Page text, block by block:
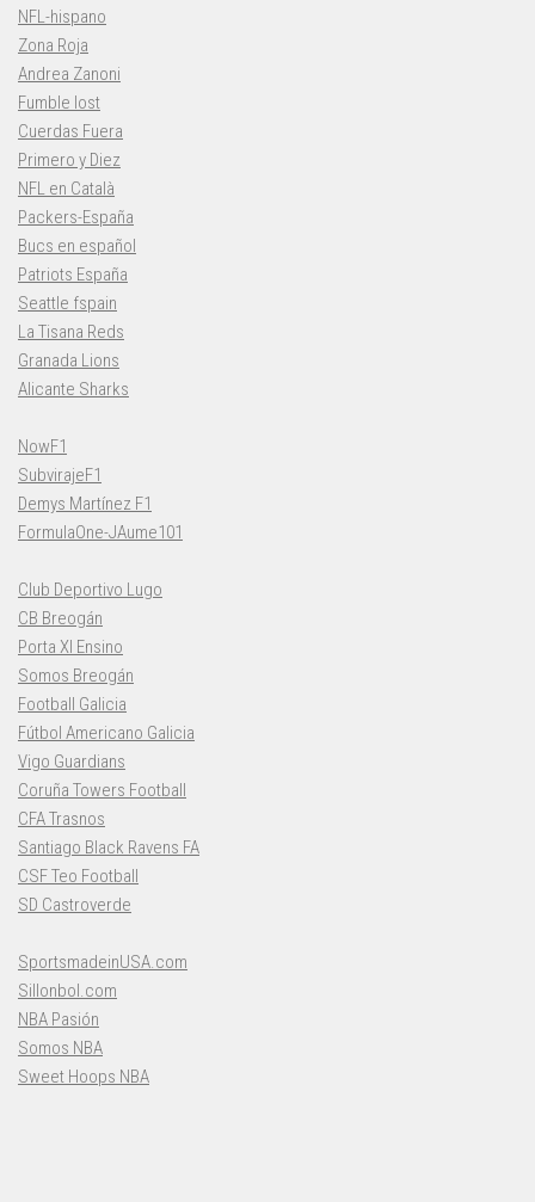
NFL-hispano
Zona Roja
Andrea Zanoni
Fumble lost
Cuerdas Fuera
Primero y Diez
NFL en Català
Packers-España
Bucs en español
Patriots España
Seattle fspain
La Tisana Reds
Granada Lions
Alicante Sharks
NowF1
SubvirajeF1
Demys Martínez F1
FormulaOne-JAume101
Club Deportivo Lugo
CB Breogán
Porta XI Ensino
Somos Breogán
Football Galicia
Fútbol Americano Galicia
Vigo Guardians
Coruña Towers Football
CFA Trasnos
Santiago Black Ravens FA
CSF Teo Football
SD Castroverde
SportsmadeinUSA.com
Sillonbol.com
NBA Pasión
Somos NBA
Sweet Hoops NBA